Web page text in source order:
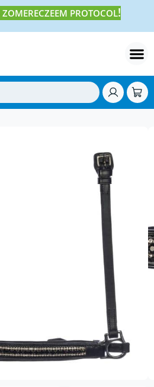
ZOMERECZEEM PROTOCOL!